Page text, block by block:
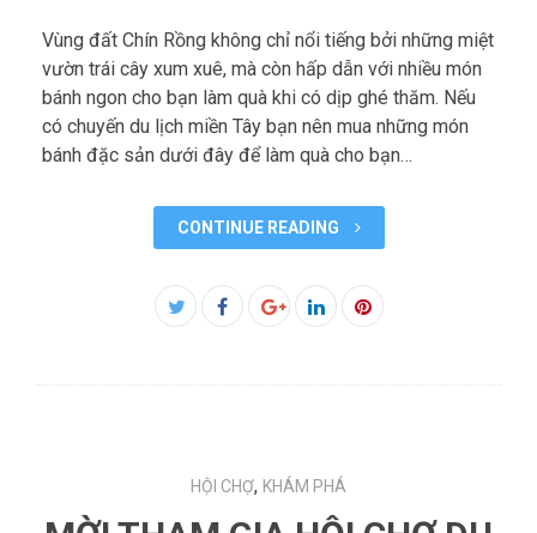
Vùng đất Chín Rồng không chỉ nổi tiếng bởi những miệt
vườn trái cây xum xuê, mà còn hấp dẫn với nhiều món
bánh ngon cho bạn làm quà khi có dịp ghé thăm. Nếu
có chuyến du lịch miền Tây bạn nên mua những món
bánh đặc sản dưới đây để làm quà cho bạn…
CONTINUE READING
Facebook
HỘI CHỢ, KHÁM PHÁ